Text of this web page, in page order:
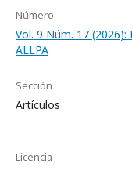
Número
Vol. 9 Núm. 17 (2026):
ALLPA
Sección
Artículos
Licencia